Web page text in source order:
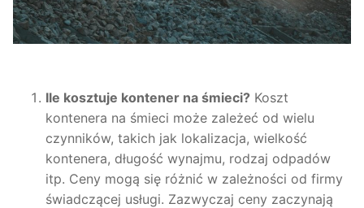
Ile kosztuje kontener na śmieci? Koszt
kontenera na śmieci może zależeć od wielu
czynników, takich jak lokalizacja, wielkość
kontenera, długość wynajmu, rodzaj odpadów
itp. Ceny mogą się różnić w zależności od firmy
świadczącej usługi. Zazwyczaj ceny zaczynają